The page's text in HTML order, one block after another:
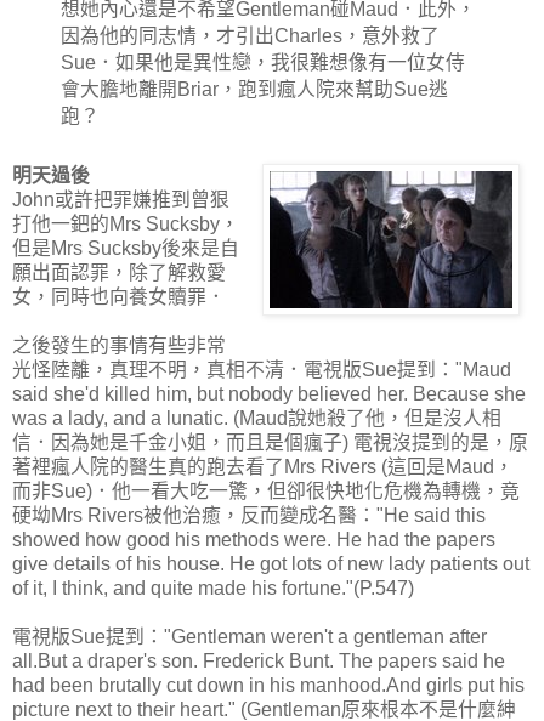
想她內心還是不希望Gentleman碰Maud．此外，
因為他的同志情，才引出Charles，意外救了
Sue．如果他是異性戀，我很難想像有一位女侍
會大膽地離開Briar，跑到瘋人院來幫助Sue逃
跑？
明天過後
John或許把罪嫌推到曾狠
打他一鈀的Mrs Sucksby，
但是Mrs Sucksby後來是自
願出面認罪，除了解救愛
女，同時也向養女贖罪．
之後發生的事情有些非常
光怪陸離，真理不明，真相不清．電視版Sue提到："Maud
said she'd killed him, but nobody believed her. Because she
was a lady, and a lunatic. (Maud說她殺了他，但是沒人相
信．因為她是千金小姐，而且是個瘋子) 電視沒提到的是，原
著裡瘋人院的醫生真的跑去看了Mrs Rivers (這回是Maud，
而非Sue)．他一看大吃一驚，但卻很快地化危機為轉機，竟
硬坳Mrs Rivers被他治癒，反而變成名醫："He said this
showed how good his methods were. He had the papers
give details of his house. He got lots of new lady patients out
of it, I think, and quite made his fortune."(P.547)
電視版Sue提到："Gentleman weren't a gentleman after
all.But a draper's son. Frederick Bunt. The papers said he
had been brutally cut down in his manhood.And girls put his
picture next to their heart." (Gentleman原來根本不是什麼紳